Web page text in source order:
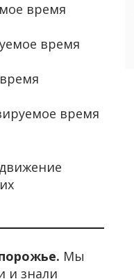
время
время
время
движение
Мы
и знали